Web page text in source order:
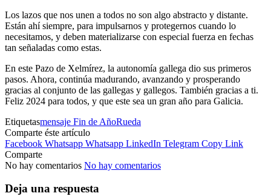
Los lazos que nos unen a todos no son algo abstracto y distante.
Están ahí siempre, para impulsarnos y protegernos cuando lo
necesitamos, y deben materializarse con especial fuerza en fechas
tan señaladas como estas.
En este Pazo de Xelmírez, la autonomía gallega dio sus primeros
pasos. Ahora, continúa madurando, avanzando y prosperando
gracias al conjunto de las gallegas y gallegos. También gracias a ti.
Feliz 2024 para todos, y que este sea un gran año para Galicia.
Etiquetasmensaje Fin de AñoRueda
Comparte éste artículo
Facebook Whatsapp Whatsapp LinkedIn Telegram Copy Link
Comparte
No hay comentarios No hay comentarios
Deja una respuesta